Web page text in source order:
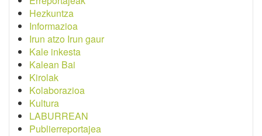
Hezkuntza
Informazioa
Irun atzo Irun gaur
Kale inkesta
Kalean Bai
Kirolak
Kolaborazioa
Kultura
LABURREAN
Publierreportajea